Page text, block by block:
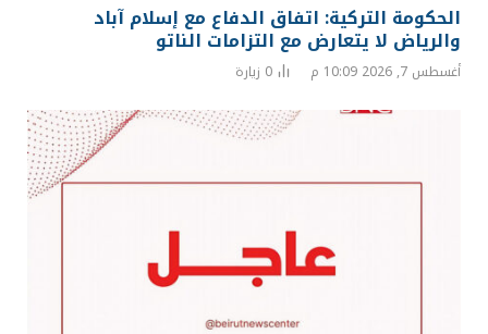
الحكومة التركية: اتفاق الدفاع مع إسلام آباد
والرياض لا يتعارض مع التزامات الناتو
أغسطس 7, 2026 10:09 م 0 زيارة